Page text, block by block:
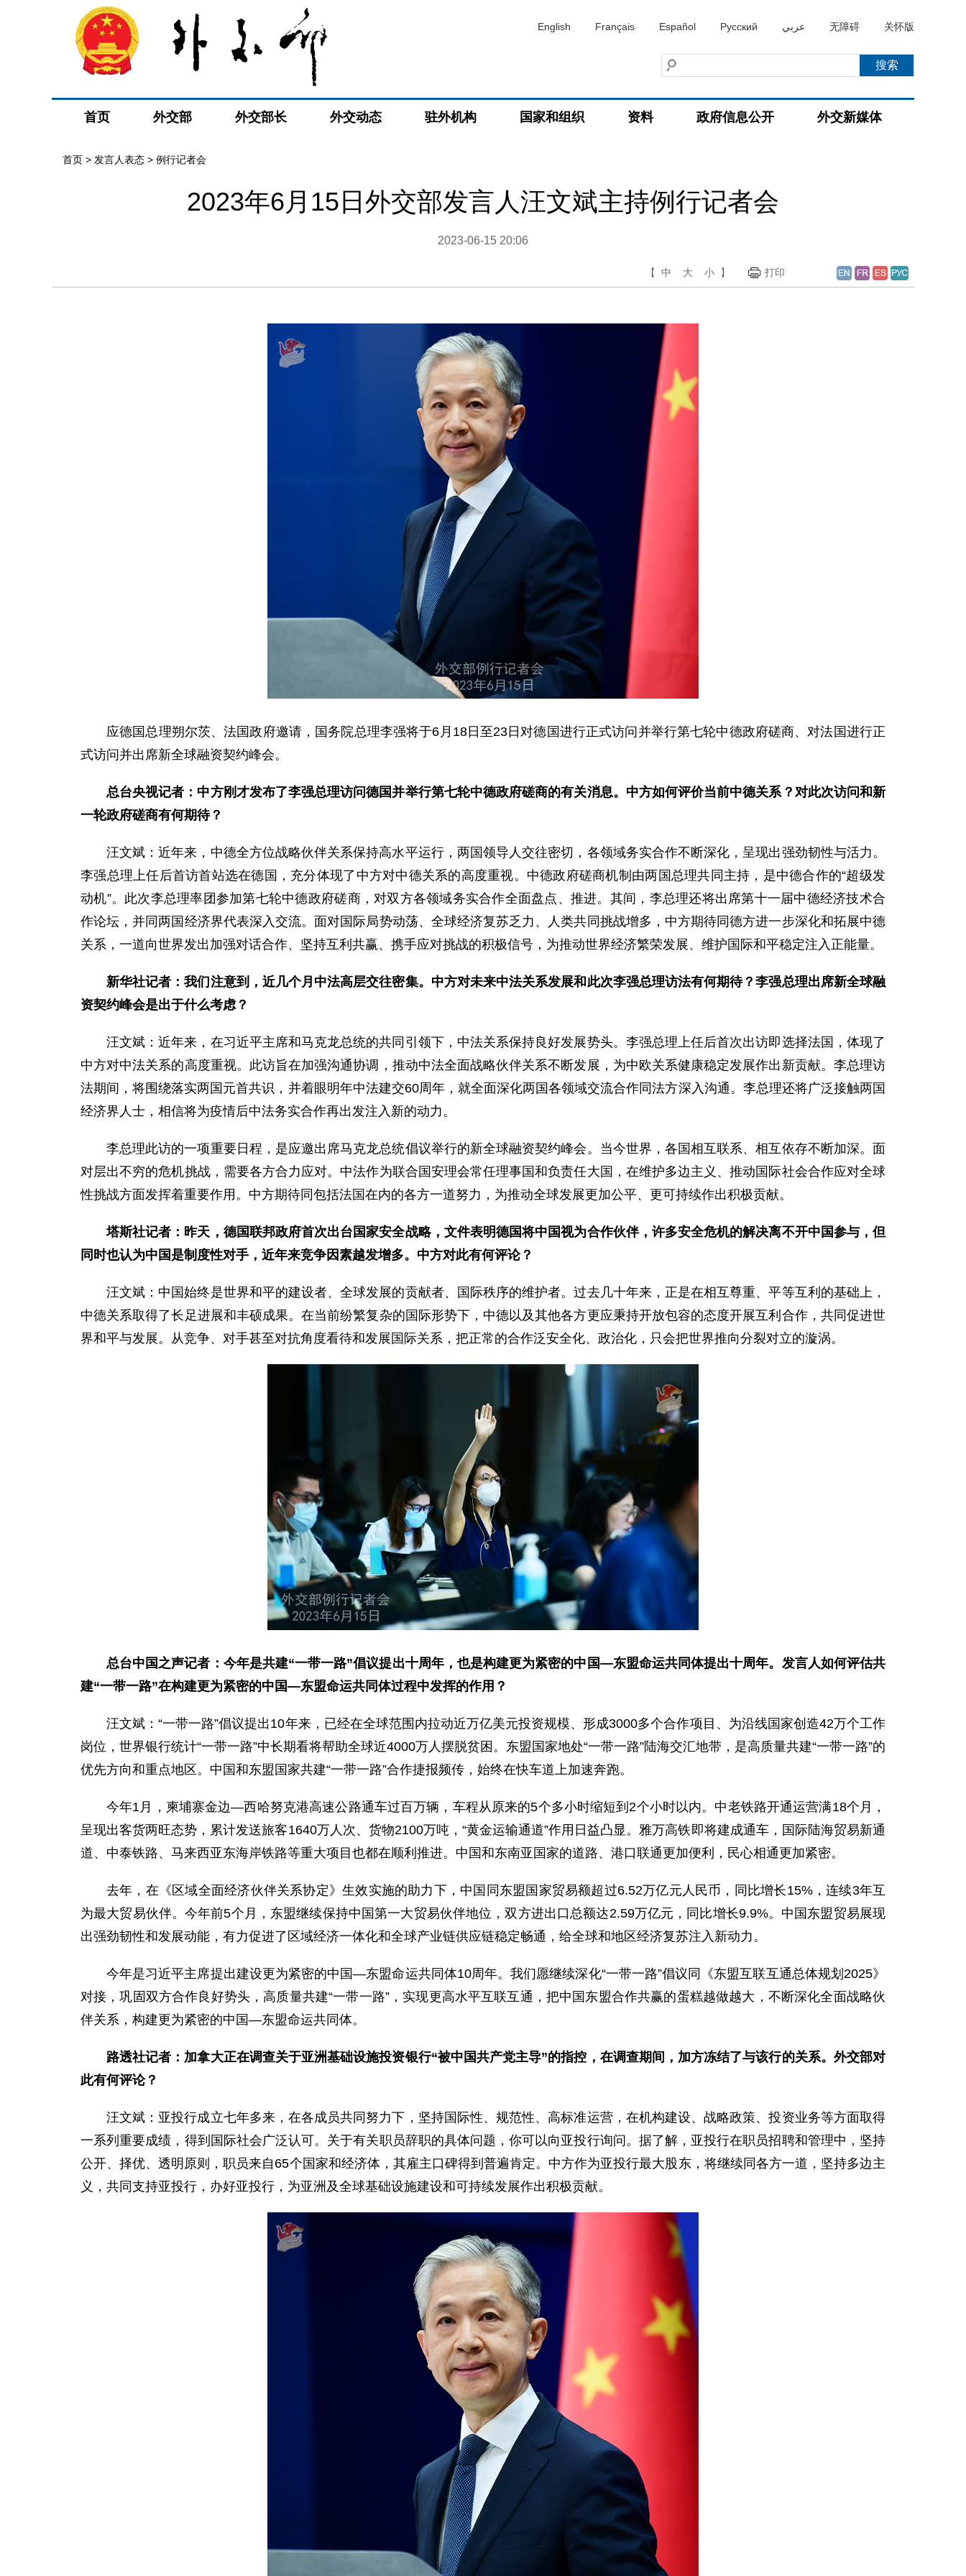
English Français Español Русский عربي 无障碍 关怀版
首页 外交部 外交部长 外交动态 驻外机构 国家和组织 资料 政府信息公开 外交新媒体
首页 > 发言人表态 > 例行记者会
2023年6月15日外交部发言人汪文斌主持例行记者会
2023-06-15 20:06
【 中 大 小 】 打印
应德国总理朔尔茨、法国政府邀请，国务院总理李强将于6月18日至23日对德国进行正式访问并举行第七轮中德政府磋商、对法国进行正
式访问并出席新全球融资契约峰会。
总台央视记者：中方刚才发布了李强总理访问德国并举行第七轮中德政府磋商的有关消息。中方如何评价当前中德关系？对此次访问和新
一轮政府磋商有何期待？
汪文斌：近年来，中德全方位战略伙伴关系保持高水平运行，两国领导人交往密切，各领域务实合作不断深化，呈现出强劲韧性与活力。
李强总理上任后首访首站选在德国，充分体现了中方对中德关系的高度重视。中德政府磋商机制由两国总理共同主持，是中德合作的“超级发
动机”。此次李总理率团参加第七轮中德政府磋商，对双方各领域务实合作全面盘点、推进。其间，李总理还将出席第十一届中德经济技术合
作论坛，并同两国经济界代表深入交流。面对国际局势动荡、全球经济复苏乏力、人类共同挑战增多，中方期待同德方进一步深化和拓展中德
关系，一道向世界发出加强对话合作、坚持互利共赢、携手应对挑战的积极信号，为推动世界经济繁荣发展、维护国际和平稳定注入正能量。
新华社记者：我们注意到，近几个月中法高层交往密集。中方对未来中法关系发展和此次李强总理访法有何期待？李强总理出席新全球融
资契约峰会是出于什么考虑？
汪文斌：近年来，在习近平主席和马克龙总统的共同引领下，中法关系保持良好发展势头。李强总理上任后首次出访即选择法国，体现了
中方对中法关系的高度重视。此访旨在加强沟通协调，推动中法全面战略伙伴关系不断发展，为中欧关系健康稳定发展作出新贡献。李总理访
法期间，将围绕落实两国元首共识，并着眼明年中法建交60周年，就全面深化两国各领域交流合作同法方深入沟通。李总理还将广泛接触两国
经济界人士，相信将为疫情后中法务实合作再出发注入新的动力。
李总理此访的一项重要日程，是应邀出席马克龙总统倡议举行的新全球融资契约峰会。当今世界，各国相互联系、相互依存不断加深。面
对层出不穷的危机挑战，需要各方合力应对。中法作为联合国安理会常任理事国和负责任大国，在维护多边主义、推动国际社会合作应对全球
性挑战方面发挥着重要作用。中方期待同包括法国在内的各方一道努力，为推动全球发展更加公平、更可持续作出积极贡献。
塔斯社记者：昨天，德国联邦政府首次出台国家安全战略，文件表明德国将中国视为合作伙伴，许多安全危机的解决离不开中国参与，但
同时也认为中国是制度性对手，近年来竞争因素越发增多。中方对此有何评论？
汪文斌：中国始终是世界和平的建设者、全球发展的贡献者、国际秩序的维护者。过去几十年来，正是在相互尊重、平等互利的基础上，
中德关系取得了长足进展和丰硕成果。在当前纷繁复杂的国际形势下，中德以及其他各方更应秉持开放包容的态度开展互利合作，共同促进世
界和平与发展。从竞争、对手甚至对抗角度看待和发展国际关系，把正常的合作泛安全化、政治化，只会把世界推向分裂对立的漩涡。
总台中国之声记者：今年是共建“一带一路”倡议提出十周年，也是构建更为紧密的中国—东盟命运共同体提出十周年。发言人如何评估共
建“一带一路”在构建更为紧密的中国—东盟命运共同体过程中发挥的作用？
汪文斌：“一带一路”倡议提出10年来，已经在全球范围内拉动近万亿美元投资规模、形成3000多个合作项目、为沿线国家创造42万个工作
岗位，世界银行统计“一带一路”中长期看将帮助全球近4000万人摆脱贫困。东盟国家地处“一带一路”陆海交汇地带，是高质量共建“一带一路”的
优先方向和重点地区。中国和东盟国家共建“一带一路”合作捷报频传，始终在快车道上加速奔跑。
今年1月，柬埔寨金边—西哈努克港高速公路通车过百万辆，车程从原来的5个多小时缩短到2个小时以内。中老铁路开通运营满18个月，
呈现出客货两旺态势，累计发送旅客1640万人次、货物2100万吨，“黄金运输通道”作用日益凸显。雅万高铁即将建成通车，国际陆海贸易新通
道、中泰铁路、马来西亚东海岸铁路等重大项目也都在顺利推进。中国和东南亚国家的道路、港口联通更加便利，民心相通更加紧密。
去年，在《区域全面经济伙伴关系协定》生效实施的助力下，中国同东盟国家贸易额超过6.52万亿元人民币，同比增长15%，连续3年互
为最大贸易伙伴。今年前5个月，东盟继续保持中国第一大贸易伙伴地位，双方进出口总额达2.59万亿元，同比增长9.9%。中国东盟贸易展现
出强劲韧性和发展动能，有力促进了区域经济一体化和全球产业链供应链稳定畅通，给全球和地区经济复苏注入新动力。
今年是习近平主席提出建设更为紧密的中国—东盟命运共同体10周年。我们愿继续深化“一带一路”倡议同《东盟互联互通总体规划2025》
对接，巩固双方合作良好势头，高质量共建“一带一路”，实现更高水平互联互通，把中国东盟合作共赢的蛋糕越做越大，不断深化全面战略伙
伴关系，构建更为紧密的中国—东盟命运共同体。
路透社记者：加拿大正在调查关于亚洲基础设施投资银行“被中国共产党主导”的指控，在调查期间，加方冻结了与该行的关系。外交部对
此有何评论？
汪文斌：亚投行成立七年多来，在各成员共同努力下，坚持国际性、规范性、高标准运营，在机构建设、战略政策、投资业务等方面取得
一系列重要成绩，得到国际社会广泛认可。关于有关职员辞职的具体问题，你可以向亚投行询问。据了解，亚投行在职员招聘和管理中，坚持
公开、择优、透明原则，职员来自65个国家和经济体，其雇主口碑得到普遍肯定。中方作为亚投行最大股东，将继续同各方一道，坚持多边主
义，共同支持亚投行，办好亚投行，为亚洲及全球基础设施建设和可持续发展作出积极贡献。